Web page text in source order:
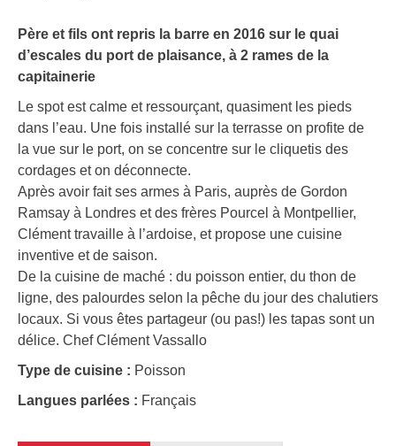
Père et fils ont repris la barre en 2016 sur le quai
d’escales du port de plaisance, à 2 rames de la
capitainerie
Le spot est calme et ressourçant, quasiment les pieds
dans l’eau. Une fois installé sur la terrasse on profite de
la vue sur le port, on se concentre sur le cliquetis des
cordages et on déconnecte.
Après avoir fait ses armes à Paris, auprès de Gordon
Ramsay à Londres et des frères Pourcel à Montpellier,
Clément travaille à l’ardoise, et propose une cuisine
inventive et de saison.
De la cuisine de maché : du poisson entier, du thon de
ligne, des palourdes selon la pêche du jour des chalutiers
locaux. Si vous êtes partageur (ou pas!) les tapas sont un
délice. Chef Clément Vassallo
Type de cuisine : Poisson
Langues parlées : Français